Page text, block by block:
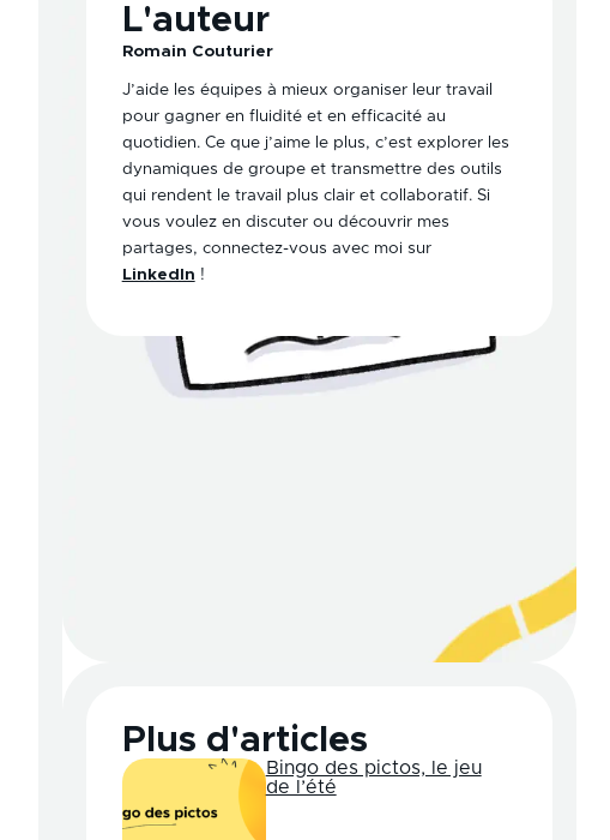
L'auteur
Romain Couturier
J’aide les équipes à mieux organiser leur travail
pour gagner en fluidité et en efficacité au
quotidien. Ce que j’aime le plus, c’est explorer les
dynamiques de groupe et transmettre des outils
qui rendent le travail plus clair et collaboratif. Si
vous voulez en discuter ou découvrir mes
partages, connectez-vous avec moi sur
LinkedIn !
Plus d'articles
Bingo des pictos, le jeu
de l’été